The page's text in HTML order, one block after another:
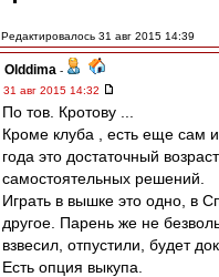
Редактировалось 31 авг 2015 14:39
Olddima -
31 авг 2015 14:32
По тов. Кротову ...
Кроме клуба , есть еще сам
года это достаточный
самостоятельных решений.
Играть в вышке это одно, в
другое. Парень же не
взвесил, отпустили, будет
Есть опция выкупа.